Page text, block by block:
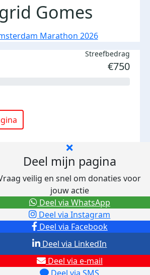
Gomes
Marathon 2026
Streefbedrag
€750
Deel mijn pagina
veilig en snel om donaties voor
jouw actie
Deel via Facebook
Deel via Instagram
Deel via e-mail
Deel via LinkedIn
Deel via WhatsApp